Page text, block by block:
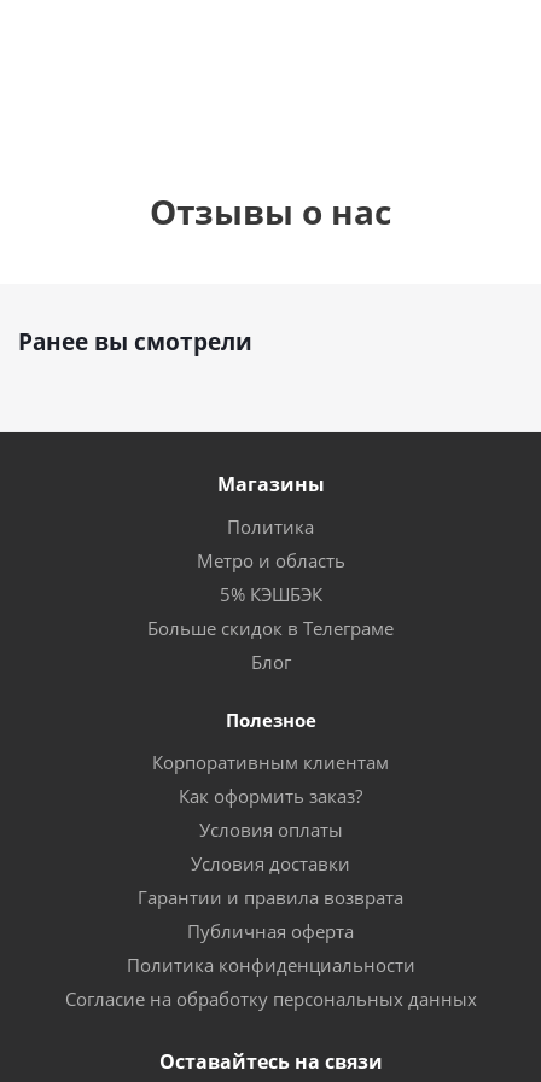
Отзывы о нас
Ранее вы смотрели
Магазины
Политика
Метро и область
5% КЭШБЭК
Больше скидок в Телеграме
Блог
Полезное
Корпоративным клиентам
Как оформить заказ?
Условия оплаты
Условия доставки
Гарантии и правила возврата
Публичная оферта
Политика конфиденциальности
Согласие на обработку персональных данных
Оставайтесь на связи